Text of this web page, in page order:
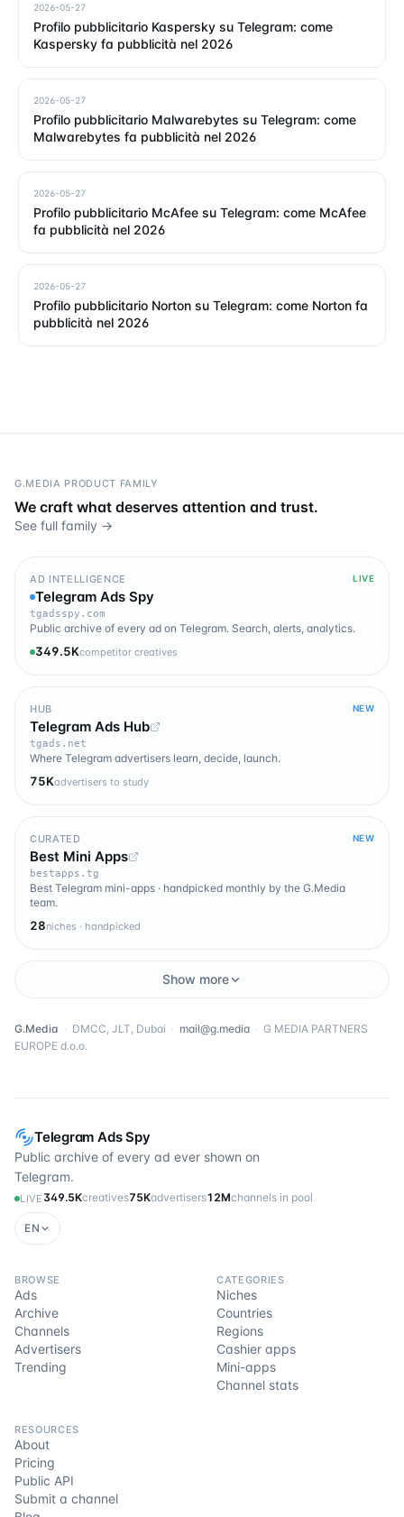
2026-05-27
Profilo pubblicitario Kaspersky su Telegram: come
Kaspersky fa pubblicità nel 2026
2026-05-27
Profilo pubblicitario Malwarebytes su Telegram: come
Malwarebytes fa pubblicità nel 2026
2026-05-27
Profilo pubblicitario McAfee su Telegram: come McAfee
fa pubblicità nel 2026
2026-05-27
Profilo pubblicitario Norton su Telegram: come Norton fa
pubblicità nel 2026
Telegram Ads Spy
Public archive of every ad ever shown on
Telegram.
LIVE 349.5Kcreatives75Kadvertisers12Mchannels in pool
EN
BROWSE
Ads
Archive
Channels
Advertisers
Trending
CATEGORIES
Niches
Countries
Regions
Cashier apps
Mini-apps
Channel stats
RESOURCES
About
Pricing
Public API
Submit a channel
G.MEDIA PRODUCT FAMILY
We craft what deserves attention and trust.
See full family →
AD INTELLIGENCE LIVE
Telegram Ads Spy
tgadsspy.com
Public archive of every ad on Telegram. Search, alerts, analytics.
349.5Kcompetitor creatives
HUB NEW
Telegram Ads Hub
tgads.net
Where Telegram advertisers learn, decide, launch.
75Kadvertisers to study
CURATED NEW
Best Mini Apps
bestapps.tg
Best Telegram mini-apps · handpicked monthly by the G.Media
team.
28niches · handpicked
Show more
G.Media · DMCC, JLT, Dubai · mail@g.media · G MEDIA PARTNERS
EUROPE d.o.o.